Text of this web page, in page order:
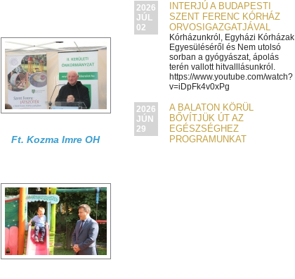
Ft. Kozma Imre OH
2026
JÚL
02
INTERJÚ A BUDAPESTI
SZENT FERENC KÓRHÁZ
ORVOSIGAZGATJÁVAL
Kórházunkról, Egyházi Kórházak
Egyesüléséről és Nem utolsó
sorban a gyógyászat, ápolás
terén vallott hitvalllásunkról.
https://www.youtube.com/watch?
v=iDpFk4v0xPg
2026
JÚN
29
A BALATON KÖRÜL
BŐVÍTJÜK ÚT AZ
EGÉSZSÉGHEZ
PROGRAMUNKAT